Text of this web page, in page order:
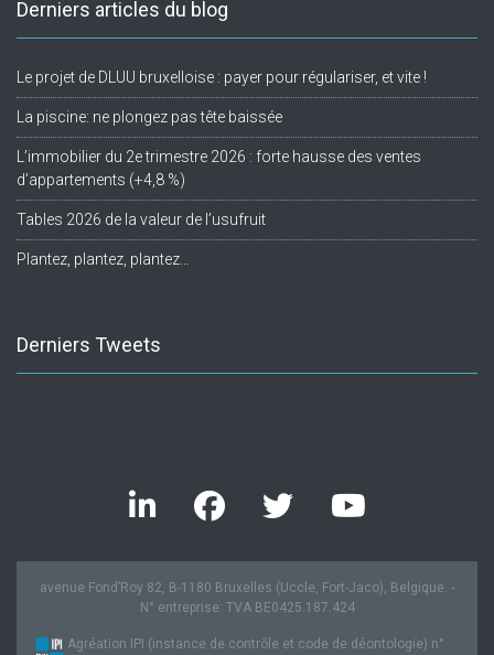
Derniers articles du blog
Le projet de DLUU bruxelloise : payer pour régulariser, et vite !
La piscine: ne plongez pas tête baissée
L’immobilier du 2e trimestre 2026 : forte hausse des ventes
d’appartements (+4,8 %)
Tables 2026 de la valeur de l’usufruit
Plantez, plantez, plantez…
Derniers Tweets
avenue Fond’Roy 82, B-1180 Bruxelles (Uccle, Fort-Jaco), Belgique. -
N° entreprise: TVA BE0425.187.424
Agréation IPI (instance de contrôle et code de déontologie) n°